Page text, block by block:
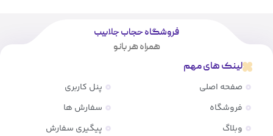
فروشگاه حجاب جلابیب
همراه هر بانو
لینک های مهم
صفحه اصلی
فروشگاه
وبلاگ
پنل کاربری
سفارش ها
پیگیری سفارش